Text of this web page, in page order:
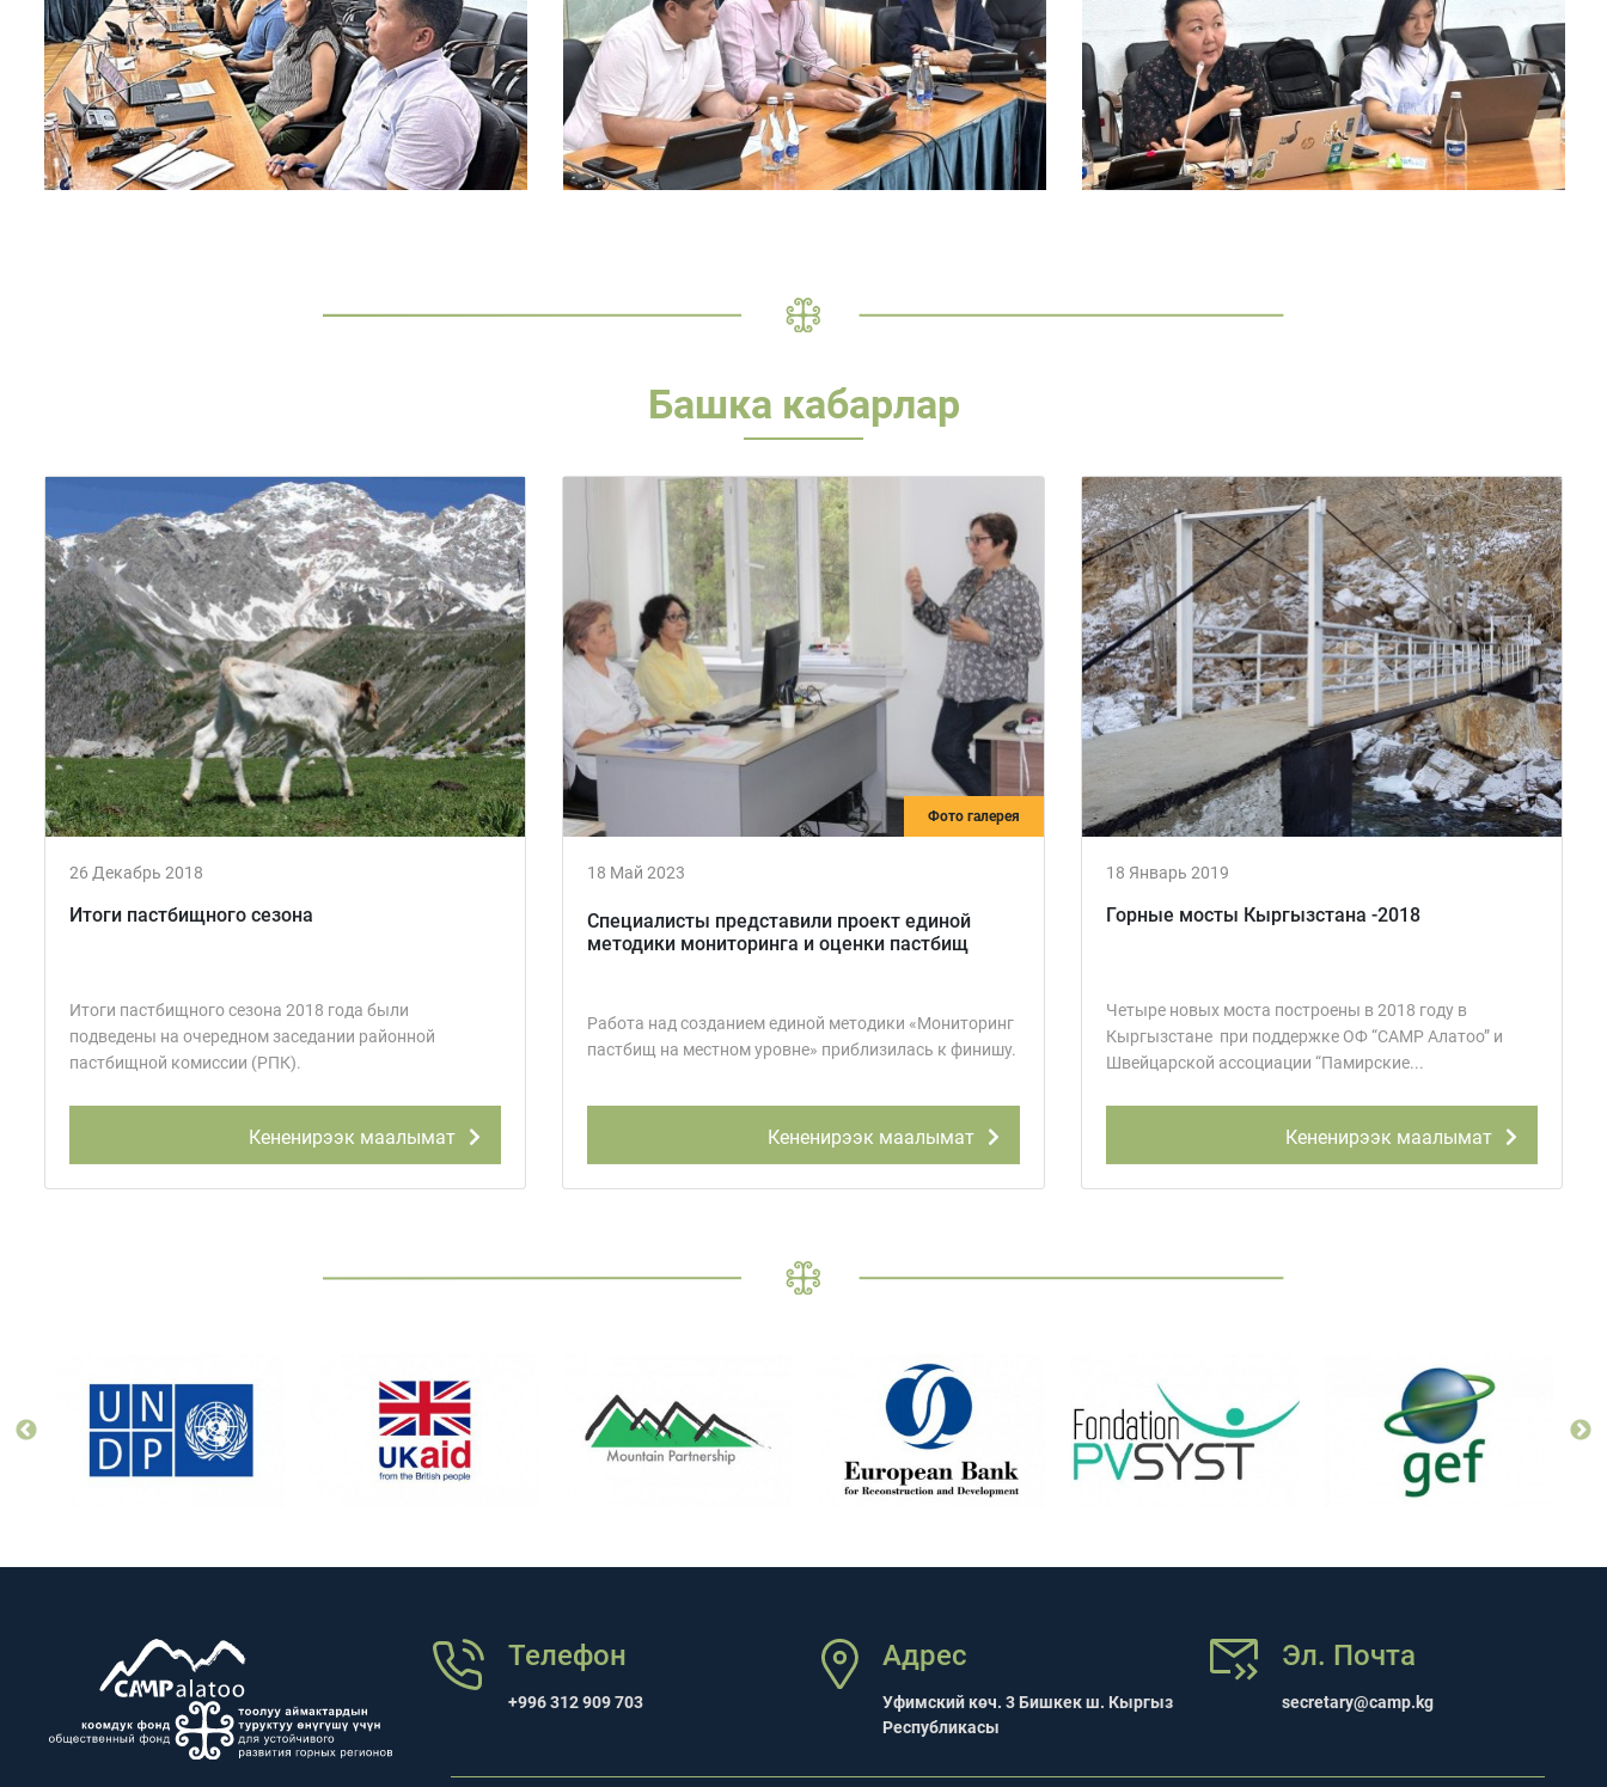
Башка кабарлар
26 Декабрь 2018
Итоги пастбищного сезона
Итоги пастбищного сезона 2018 года были
подведены на очередном заседании районной
пастбищной комиссии (РПК).
Кененирээк маалымат
Фото галерея
18 Май 2023
Специалисты представили проект единой
методики мониторинга и оценки пастбищ
Работа над созданием единой методики «Мониторинг
пастбищ на местном уровне» приблизилась к финишу.
Кененирээк маалымат
18 Январь 2019
Горные мосты Кыргызстана -2018
Четыре новых моста построены в 2018 году в
Кыргызстане при поддержке ОФ “CAMP Алатоо” и
Швейцарской ассоциации “Памирские...
Кененирээк маалымат
Телефон
+996 312 909 703
Адрес
Уфимский көч. 3 Бишкек ш. Кыргыз
Республикасы
Эл. Почта
secretary@camp.kg